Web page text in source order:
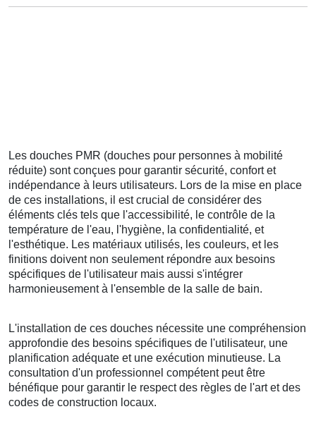
Les douches PMR (douches pour personnes à mobilité
réduite) sont conçues pour garantir sécurité, confort et
indépendance à leurs utilisateurs. Lors de la mise en place
de ces installations, il est crucial de considérer des
éléments clés tels que l'accessibilité, le contrôle de la
température de l'eau, l'hygiène, la confidentialité, et
l'esthétique. Les matériaux utilisés, les couleurs, et les
finitions doivent non seulement répondre aux besoins
spécifiques de l'utilisateur mais aussi s'intégrer
harmonieusement à l'ensemble de la salle de bain.
L'installation de ces douches nécessite une compréhension
approfondie des besoins spécifiques de l'utilisateur, une
planification adéquate et une exécution minutieuse. La
consultation d'un professionnel compétent peut être
bénéfique pour garantir le respect des règles de l'art et des
codes de construction locaux.